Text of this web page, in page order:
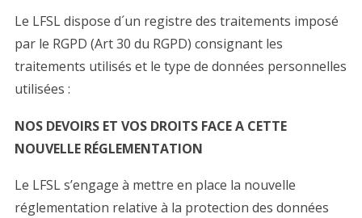
Le LFSL dispose d´un registre des traitements imposé
par le RGPD (Art 30 du RGPD) consignant les
traitements utilisés et le type de données personnelles
utilisées :
NOS DEVOIRS ET VOS DROITS FACE A CETTE
NOUVELLE RÉGLEMENTATION
Le LFSL s’engage à mettre en place la nouvelle
réglementation relative à la protection des données